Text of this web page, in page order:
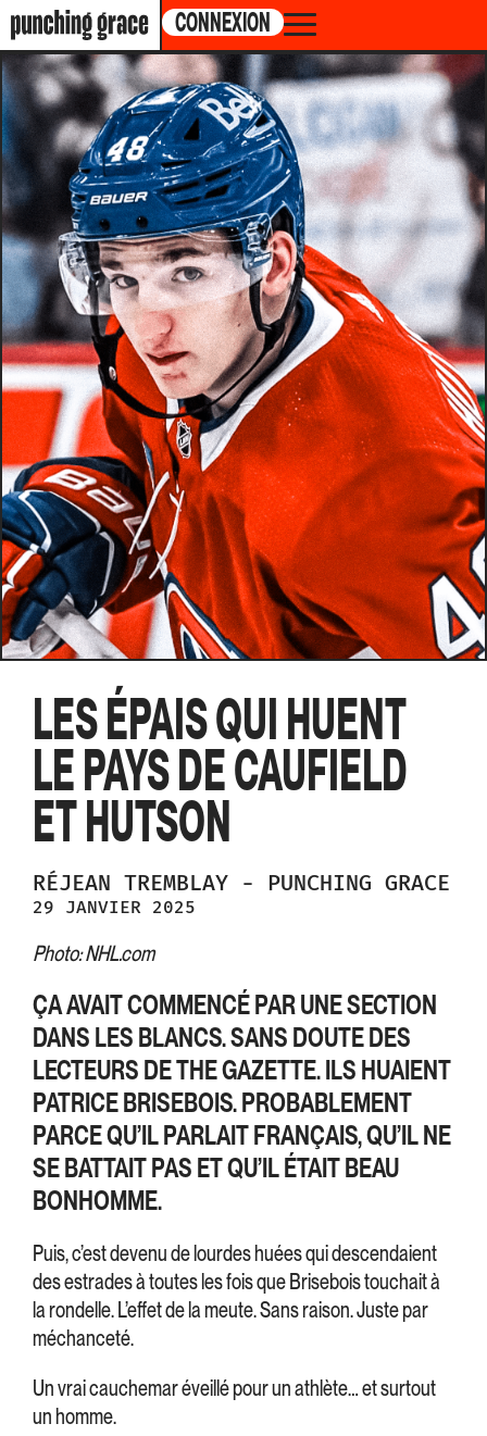
CONNEXION
LES ÉPAIS QUI HUENT
LE PAYS DE CAUFIELD
ET HUTSON
RÉJEAN TREMBLAY - PUNCHING GRACE
29 JANVIER 2025
Photo: NHL.com
ÇA AVAIT COMMENCÉ PAR UNE SECTION
DANS LES BLANCS. SANS DOUTE DES
LECTEURS DE THE GAZETTE. ILS HUAIENT
PATRICE BRISEBOIS. PROBABLEMENT
PARCE QU’IL PARLAIT FRANÇAIS, QU’IL NE
SE BATTAIT PAS ET QU’IL ÉTAIT BEAU
BONHOMME.
Puis, c’est devenu de lourdes huées qui descendaient
des estrades à toutes les fois que Brisebois touchait à
la rondelle. L’effet de la meute. Sans raison. Juste par
méchanceté.
Un vrai cauchemar éveillé pour un athlète… et surtout
un homme.